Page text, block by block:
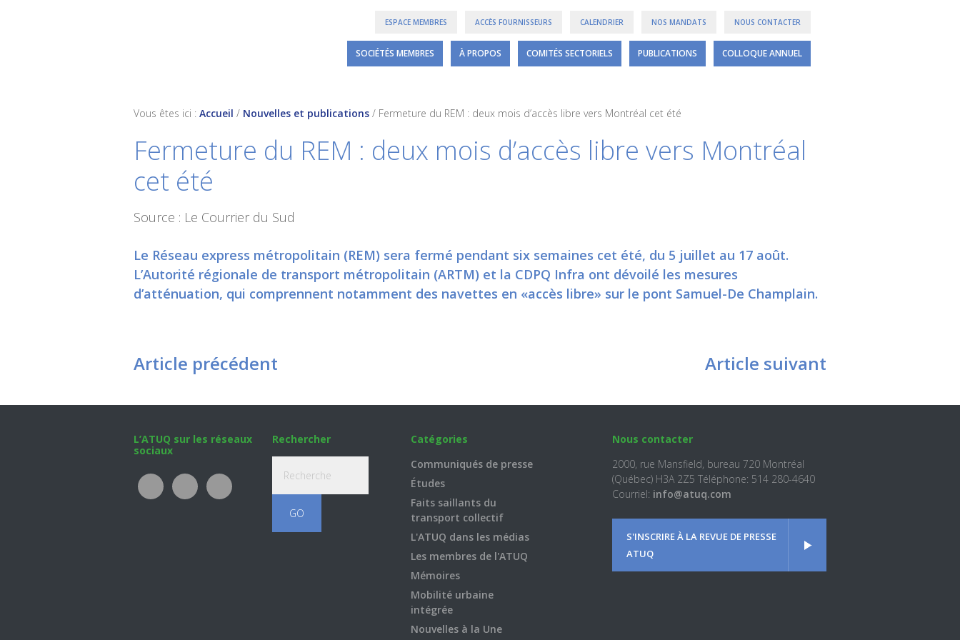
ESPACE MEMBRES ACCÈS FOURNISSEURS CALENDRIER NOS MANDATS NOUS CONTACTER
SOCIÉTÉS MEMBRES À PROPOS COMITÉS SECTORIELS PUBLICATIONS COLLOQUE ANNUEL
Vous êtes ici : Accueil / Nouvelles et publications / Fermeture du REM : deux mois d’accès libre vers Montréal cet été
Fermeture du REM : deux mois d’accès libre vers Montréal
cet été
Source : Le Courrier du Sud
Le Réseau express métropolitain (REM) sera fermé pendant six semaines cet été, du 5 juillet au 17 août.
L’Autorité régionale de transport métropolitain (ARTM) et la CDPQ Infra ont dévoilé les mesures
d’atténuation, qui comprennent notamment des navettes en «accès libre» sur le pont Samuel-De Champlain.
Article précédent Article suivant
L’ATUQ sur les réseaux
sociaux
Rechercher
Catégories
Communiqués de presse
Études
Faits saillants du
transport collectif
L'ATUQ dans les médias
Les membres de l'ATUQ
Mémoires
Mobilité urbaine
intégrée
Nouvelles à la Une
Nous contacter
2000, rue Mansfield, bureau 720 Montréal
(Québec) H3A 2Z5 Téléphone: 514 280-4640
Courriel: info@atuq.com
S'INSCRIRE À LA REVUE DE PRESSE
ATUQ